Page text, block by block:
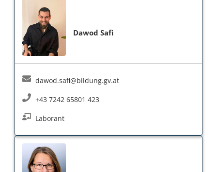
Dawod Safi
dawod.safi@bildung.gv.at
+43 7242 65801 423
Laborant